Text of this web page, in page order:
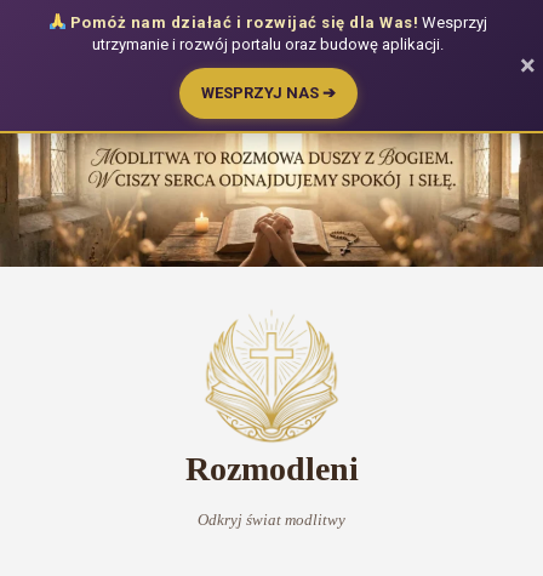
do
treści
Rozmodleni
Odkryj świat modlitwy
Pomóż nam działać i rozwijać się dla Was! Wesprzyj
utrzymanie i rozwój portalu oraz budowę aplikacji.
WESPRZYJ NAS ➔
×